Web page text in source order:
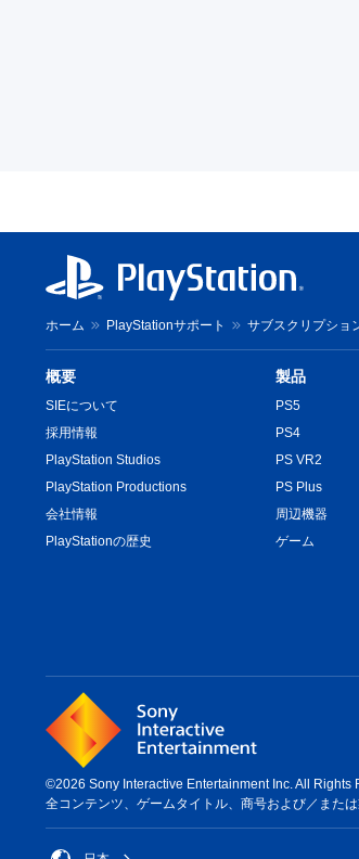
ホーム PlayStationサポート サブスクリプショ
概要
SIEについて
採用情報
PlayStation Studios
PlayStation Productions
会社情報
PlayStationの歴史
製品
PS5
PS4
PS VR2
PS Plus
周辺機器
ゲーム
©2026 Sony Interactive Entertainment Inc. All Rights
全コンテンツ、ゲームタイトル、商号および／また